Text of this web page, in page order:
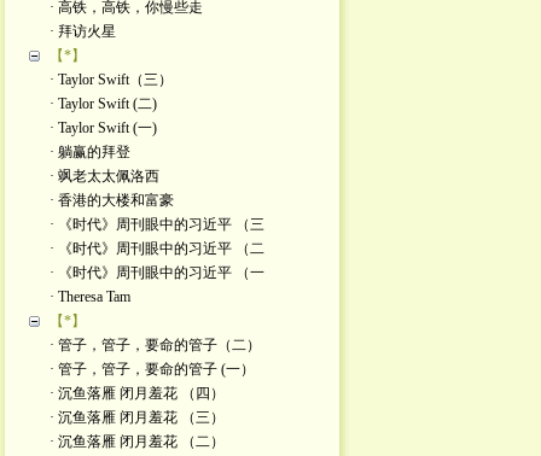
· 高铁，高铁，你慢些走
· 拜访火星
【*】
· Taylor Swift（三）
· Taylor Swift (二)
· Taylor Swift (一)
· 躺赢的拜登
· 飒老太太佩洛西
· 香港的大楼和富豪
· 《时代》周刊眼中的习近平 （三
· 《时代》周刊眼中的习近平 （二
· 《时代》周刊眼中的习近平 （一
· Theresa Tam
【*】
· 管子，管子，要命的管子（二）
· 管子，管子，要命的管子 (一）
· 沉鱼落雁 闭月羞花 （四）
· 沉鱼落雁 闭月羞花 （三）
· 沉鱼落雁 闭月羞花 （二）